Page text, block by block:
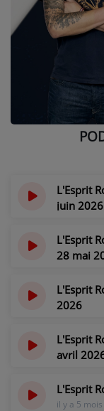
NOS PROGRAMMES
ARCHIVES -
ANNONCEURS &
LOCATION DE
ÉDUCATION AUX
L'INFORMATION
ÉCOUTEZ LES
PARTICIPEZ
RECRUTEMENT
L'Esprit
juin 2026
L'Esprit
28 mai
L'Esprit
2026
L'Esprit
avril
L'Esprit
il y a 5 mois